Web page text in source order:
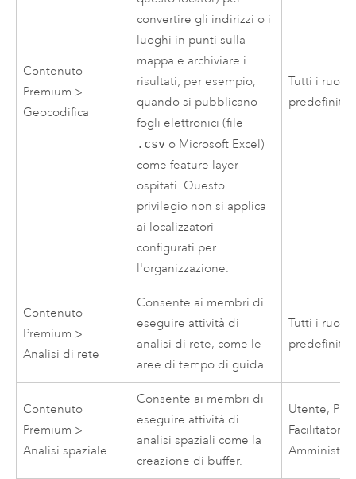
Contenuto
Premium >
Geocodifica
convertire gli indirizzi o i
luoghi in punti sulla
mappa e archiviare i
risultati; per esempio,
quando si pubblicano
fogli elettronici (file
.csv o Microsoft Excel)
come feature layer
ospitati. Questo
privilegio non si applica
ai localizzatori
configurati per
l'organizzazione.
Tutti i ruoli
predefiniti
Contenuto
Premium >
Analisi di rete
Consente ai membri di
eseguire attività di
analisi di rete, come le
aree di tempo di guida.
Tutti i ruoli
predefiniti
Contenuto
Premium >
Analisi spaziale
Consente ai membri di
eseguire attività di
analisi spaziali come la
creazione di buffer.
Utente,
Facilitatore,